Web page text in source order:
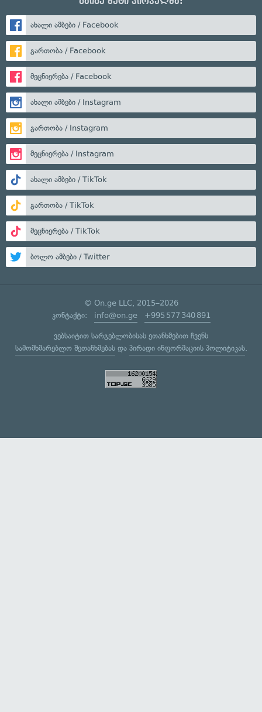
ახალი ამბები / Facebook
გართობა / Facebook
მეცნიერება / Facebook
ახალი ამბები / Instagram
გართობა / Instagram
მეცნიერება / Instagram
ახალი ამბები / TikTok
გართობა / TikTok
მეცნიერება / TikTok
ბოლო ამბები / Twitter
© On.ge LLC, 2015–2026
კონტაქტი: info@on.ge +995 577 340 891
ვებსაიტით სარგებლობისას ეთანხმებით ჩვენს
სამომხმარებლო შეთანხმებასდა პირადი ინფორმაციის პოლიტიკას.